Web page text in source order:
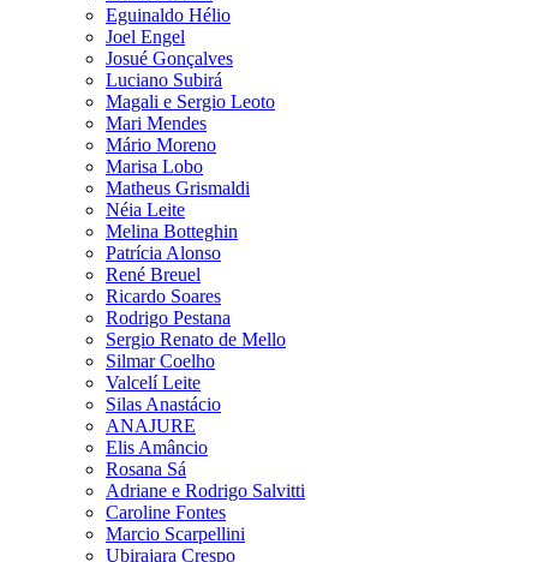
Eguinaldo Hélio
Joel Engel
Josué Gonçalves
Luciano Subirá
Magali e Sergio Leoto
Mari Mendes
Mário Moreno
Marisa Lobo
Matheus Grismaldi
Néia Leite
Melina Botteghin
Patrícia Alonso
René Breuel
Ricardo Soares
Rodrigo Pestana
Sergio Renato de Mello
Silmar Coelho
Valcelí Leite
Silas Anastácio
ANAJURE
Elis Amâncio
Rosana Sá
Adriane e Rodrigo Salvitti
Caroline Fontes
Marcio Scarpellini
Ubirajara Crespo